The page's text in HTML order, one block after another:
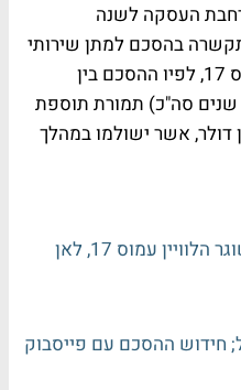
העסקה לשנה
בהסכם למתן שירותי
תקשורת באמצעות הלוויין עמוס 17, לפיו ההסכם בין
השתיים יוארך בשנה נוספת (5 שנים סה"כ) תמורת תוספת
שנתיים של 6 מיליון דולר, אשר ישולמו במהלך
> לקראת רגע האמת: הלילה ישוגר הלוויין עמוס 17, לאן
לחלל; חידוש ההסכם עם פייסבוק